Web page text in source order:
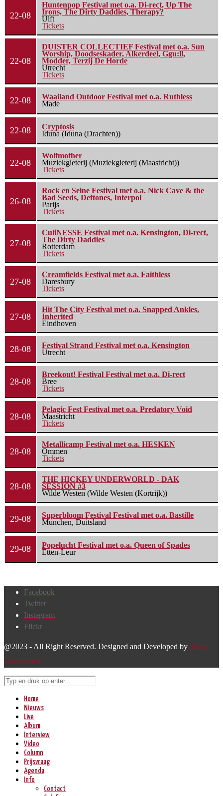
22-08
Huntenpop Festival met o.a. Di-rect, Up The
Irons, The Dirty Daddies, Therapy?
Ulft
Tickets
22-08
DUISTER COLLECTIEF Festival met o.a. Sun
Worship, Doodseskader, Alkerdeel, Ggu:ll,
Modder, Terzij De Horde
Utrecht
Tickets
22-08
Waailand Outdoor Festival met o.a. Ruthless
Made
22-08
Cryptosis
Iduna (Iduna (Drachten))
22-08
Wolfmother
Muziekgieterij (Muziekgieterij (Maastricht))
Tickets
26-08
Rock en Seine Festival met o.a. Nick Cave & the
Bad Seeds, Deftones, Interpol
Parijs
Tickets
27-08
CuliNESSE Festival met o.a. Kensington, Di-rect,
The Dirty Daddies
Rotterdam
Tickets
27-08
Creamfields Festival met o.a. Faithless
Daresbury
Tickets
27-08
Hit The City Festival met o.a. Snapped Ankles,
Inherited
Eindhoven
28-08
Festival Strand Festival met o.a. Kensington
Utrecht
28-08
Breekout! Festival Festival met o.a. Di-rect
Bree
Tickets
28-08
Pelagic Fest Festival met o.a. Predatory Void
Maastricht
Tickets
28-08
Metallicamp Festival met o.a. HESKEN
Ommen
Tickets
28-08
THE HICKEY UNDERWORLD - DAK
SESSION #3
Wilde Westen (Wilde Westen (Kortrijk))
29-08
Superbloom Festival Festival met o.a. Bastille
Munchen, Duitsland
29-08
Popelucht Festival met o.a. Queen of Spades
Etten-Leur
Facebook
Twitter
Instagram
Flickr
@2023 - All Right Reserved. Designed and Developed by Harm
Lourenssen
Home
Nieuws
Live
Album
Interview
Video
Column
Prijsvraag
Agenda
Info
Contact